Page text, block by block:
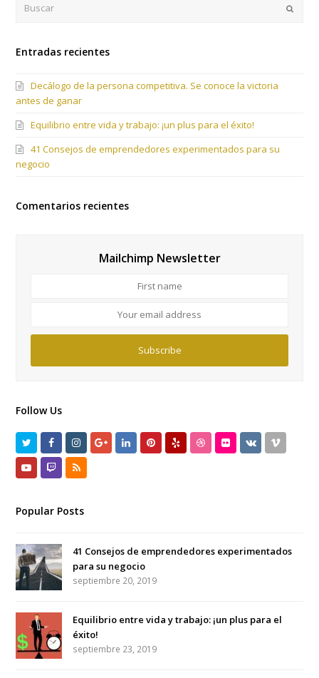
Entradas recientes
Decálogo de la persona competitiva. Se conoce la victoria
antes de ganar
Equilibrio entre vida y trabajo: ¡un plus para el éxito!
41 Consejos de emprendedores experimentados para su
negocio
Comentarios recientes
Mailchimp Newsletter
address
Subscribe
Follow Us
Twitter FacebookInstagramGooglePlus
LinkedInPinterestYelp DribbbleFlickrVK
YoutubeTwitchRSS
Popular Posts
41 Consejos de emprendedores experimentados
para su negocio
septiembre 20, 2019
Equilibrio entre vida y trabajo: ¡un plus para el
éxito!
septiembre 23, 2019